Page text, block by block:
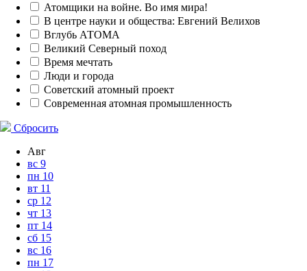
Атомщики на войне. Во имя мира!
В центре науки и общества: Евгений Велихов
Вглубь АТОМА
Великий Северный поход
Время мечтать
Люди и города
Советский атомный проект
Современная атомная промышленность
Сбросить
Авг
вс 9
пн 10
вт 11
ср 12
чт 13
пт 14
сб 15
вс 16
пн 17